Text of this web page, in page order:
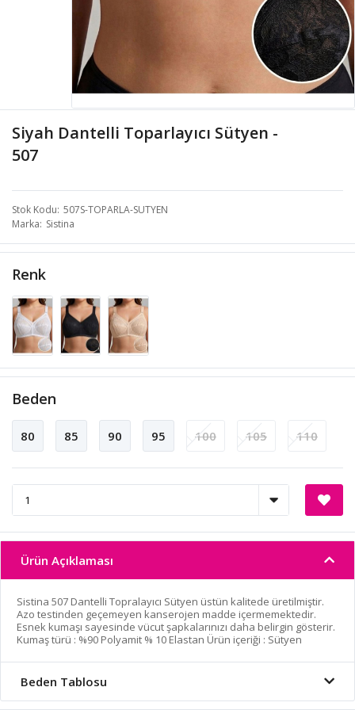
Siyah Dantelli Toparlayıcı Sütyen -
507
Stok Kodu 507S-TOPARLA-SUTYEN
Marka Sistina
Renk
Beden
80 85 90 95 100 105 110
Ürün Açıklaması
Sistina 507 Dantelli Topralayıcı Sütyen üstün kalitede üretilmiştir.
Azo testinden geçemeyen kanserojen madde içermemektedir.
Esnek kumaşı sayesinde vücut şapkalarınızı daha belirgin gösterir.
Kumaş türü : %90 Polyamit % 10 Elastan Ürün içeriği : Sütyen
Beden Tablosu